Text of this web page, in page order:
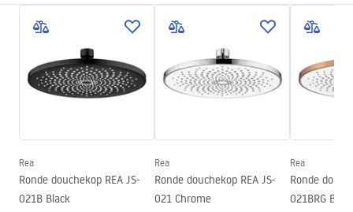
Montagewijze
Geschroefd
Breedte
405
Hoogte
28mm
Diepte
30mm
Pielęgnacja.pdf
Garantievoorwaarden
Rea
Ronde douchekop REA JS-
021B Black
Rea
Ronde douchekop REA JS-
021 Chrome
Rea
Ronde
021BRG